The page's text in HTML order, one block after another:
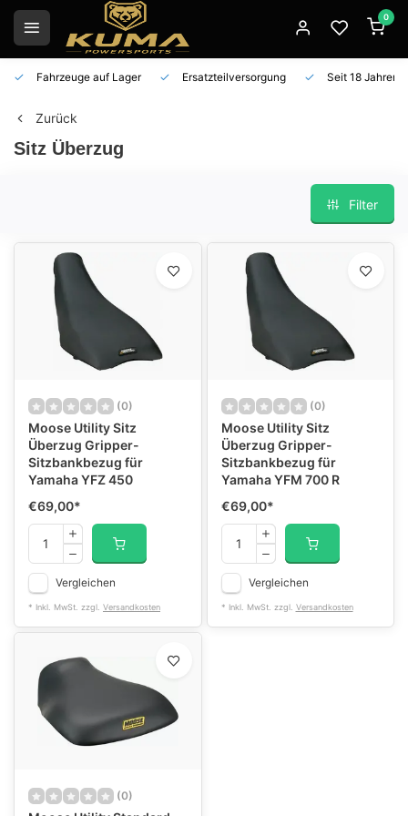
0
Fahrzeuge auf Lager Ersatzteilversorgung Seit 18 Jahren
Zurück
Sitz Überzug
Filter
(0)
Moose Utility Sitz
Überzug Gripper-
Sitzbankbezug für
Yamaha YFZ 450
€69,00*
Vergleichen
* Inkl. MwSt. zzgl. Versandkosten
(0)
Moose Utility Sitz
Überzug Gripper-
Sitzbankbezug für
Yamaha YFM 700 R
€69,00*
Vergleichen
* Inkl. MwSt. zzgl. Versandkosten
(0)